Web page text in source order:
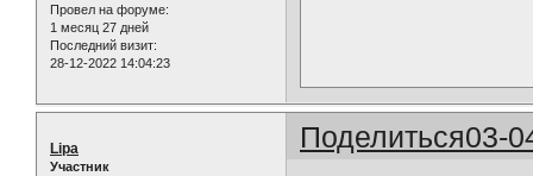
Провел на форуме:
1 месяц 27 дней
Последний визит:
28-12-2022 14:04:23
Поделиться03-
Lipa
Участник